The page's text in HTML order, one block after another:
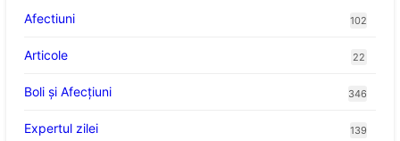
Afectiuni
102
Articole 22
Boli și Afecțiuni 346
Expertul zilei 139